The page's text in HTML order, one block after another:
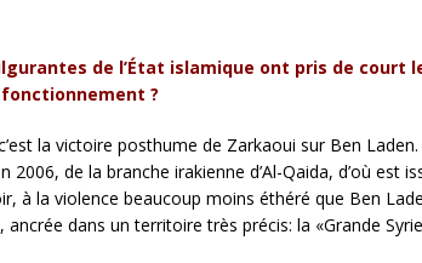
de l’État islamique ont pris de
?
la victoire posthume de Zarkaoui sur Ben
2006, de la branche irakienne d’Al-Qaida, d’où est
à la violence beaucoup moins éthéré que Ben
dans un territoire très précis: la «Grande